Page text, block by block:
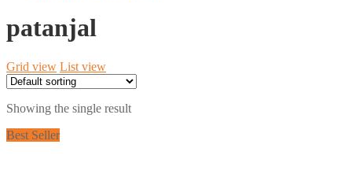
patanjal
Grid view List view
Showing the single result
Best Seller